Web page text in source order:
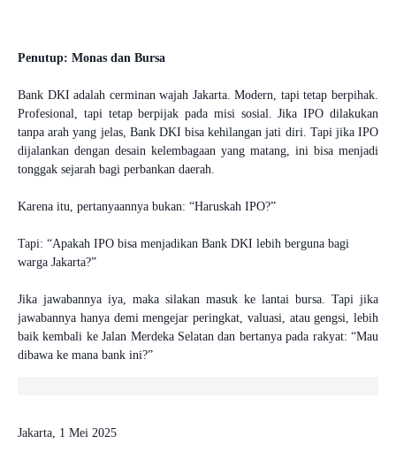
Penutup: Monas dan Bursa
Bank DKI adalah cerminan wajah Jakarta. Modern, tapi tetap berpihak.
Profesional, tapi tetap berpijak pada misi sosial. Jika IPO dilakukan
tanpa arah yang jelas, Bank DKI bisa kehilangan jati diri. Tapi jika IPO
dijalankan dengan desain kelembagaan yang matang, ini bisa menjadi
tonggak sejarah bagi perbankan daerah.
Karena itu, pertanyaannya bukan: “Haruskah IPO?”
Tapi: “Apakah IPO bisa menjadikan Bank DKI lebih berguna bagi
warga Jakarta?”
Jika jawabannya iya, maka silakan masuk ke lantai bursa. Tapi jika
jawabannya hanya demi mengejar peringkat, valuasi, atau gengsi, lebih
baik kembali ke Jalan Merdeka Selatan dan bertanya pada rakyat: “Mau
dibawa ke mana bank ini?”
Jakarta, 1 Mei 2025